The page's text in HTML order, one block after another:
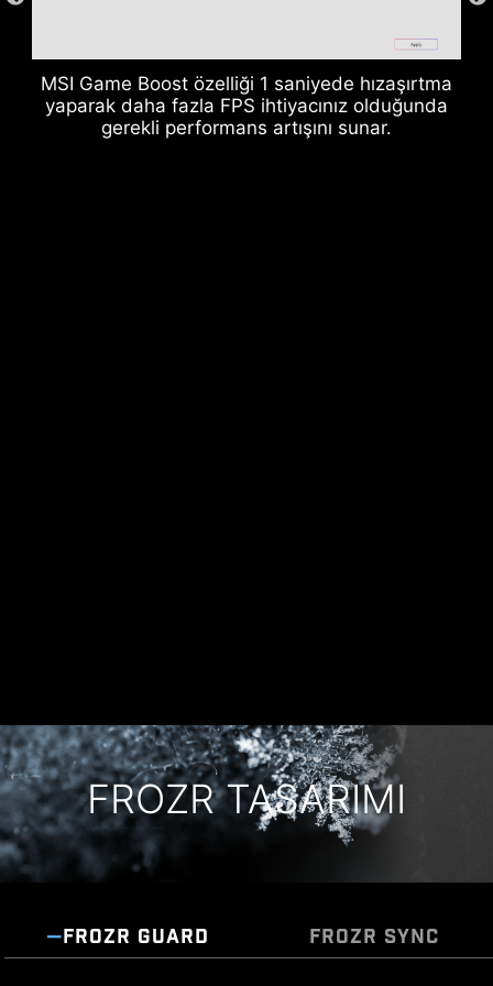
MSI Game Boost özelliği 1 saniyede hızaşırtma
yaparak daha fazla FPS ihtiyacınız olduğunda
gerekli performans artışını sunar.
FROZR TASARIMI
FROZR GUARD FROZR SYNC